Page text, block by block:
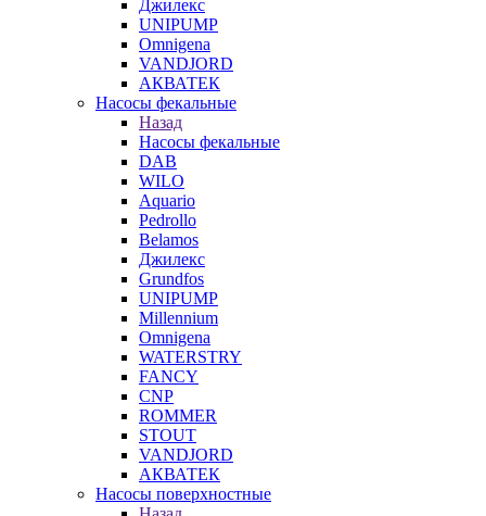
Джилекс
UNIPUMP
Omnigena
VANDJORD
АКВАТЕК
Насосы фекальные
Назад
Насосы фекальные
DAB
WILO
Aquario
Pedrollo
Belamos
Джилекс
Grundfos
UNIPUMP
Millennium
Omnigena
WATERSTRY
FANCY
CNP
ROMMER
STOUT
VANDJORD
АКВАТЕК
Насосы поверхностные